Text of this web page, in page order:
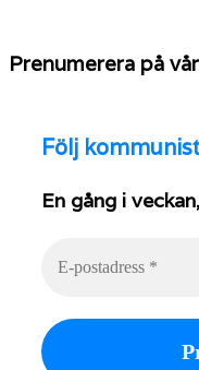
Prenumerera på
Följ
En gång i